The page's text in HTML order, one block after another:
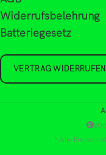
Widerrufsbelehrung
Batteriegesetz
VERTRAG WIDERRUFEN
* Alle Preise